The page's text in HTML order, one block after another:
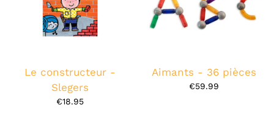
Le constructeur -
Slegers
€18.95
Aimants - 36 pièces
€59.99